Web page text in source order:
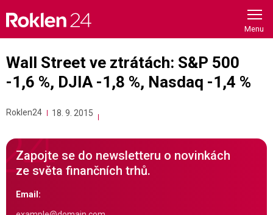
content
Wall Street ve ztrátách: S&P 500
-1,6 %, DJIA -1,8 %, Nasdaq -1,4 %
Roklen24 18. 9. 2015
Zapojte se do newsletteru o novinkách
ze světa finančních trhů.
Email: